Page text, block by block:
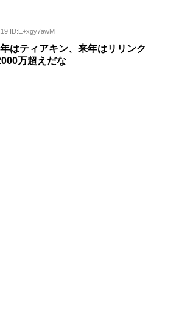
ID:E+xgy7awM
はティアキン、来年はリリンク
万超えだな